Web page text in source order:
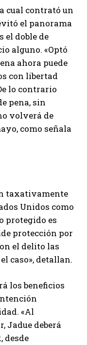
cual contrató un
el panorama
el doble de
alguno. «Optó
ahora puede
con libertad
lo contrario
pena, sin
volverá de
como señala
taxativamente
Unidos como
protegido es
protección por
el delito las
caso», detallan.
los beneficios
«Al
Jadue deberá
desde